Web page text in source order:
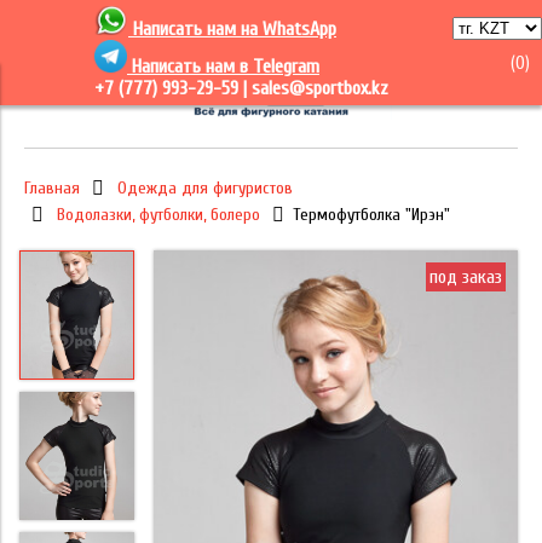
Написать нам на WhatsApp
Написать нам в Telegram
+7 (777) 993-29-59 | sales@sportbox.kz
(0)
Главная
Одежда для фигуристов
Водолазки, футболки, болеро
Термофутболка "Ирэн"
под заказ